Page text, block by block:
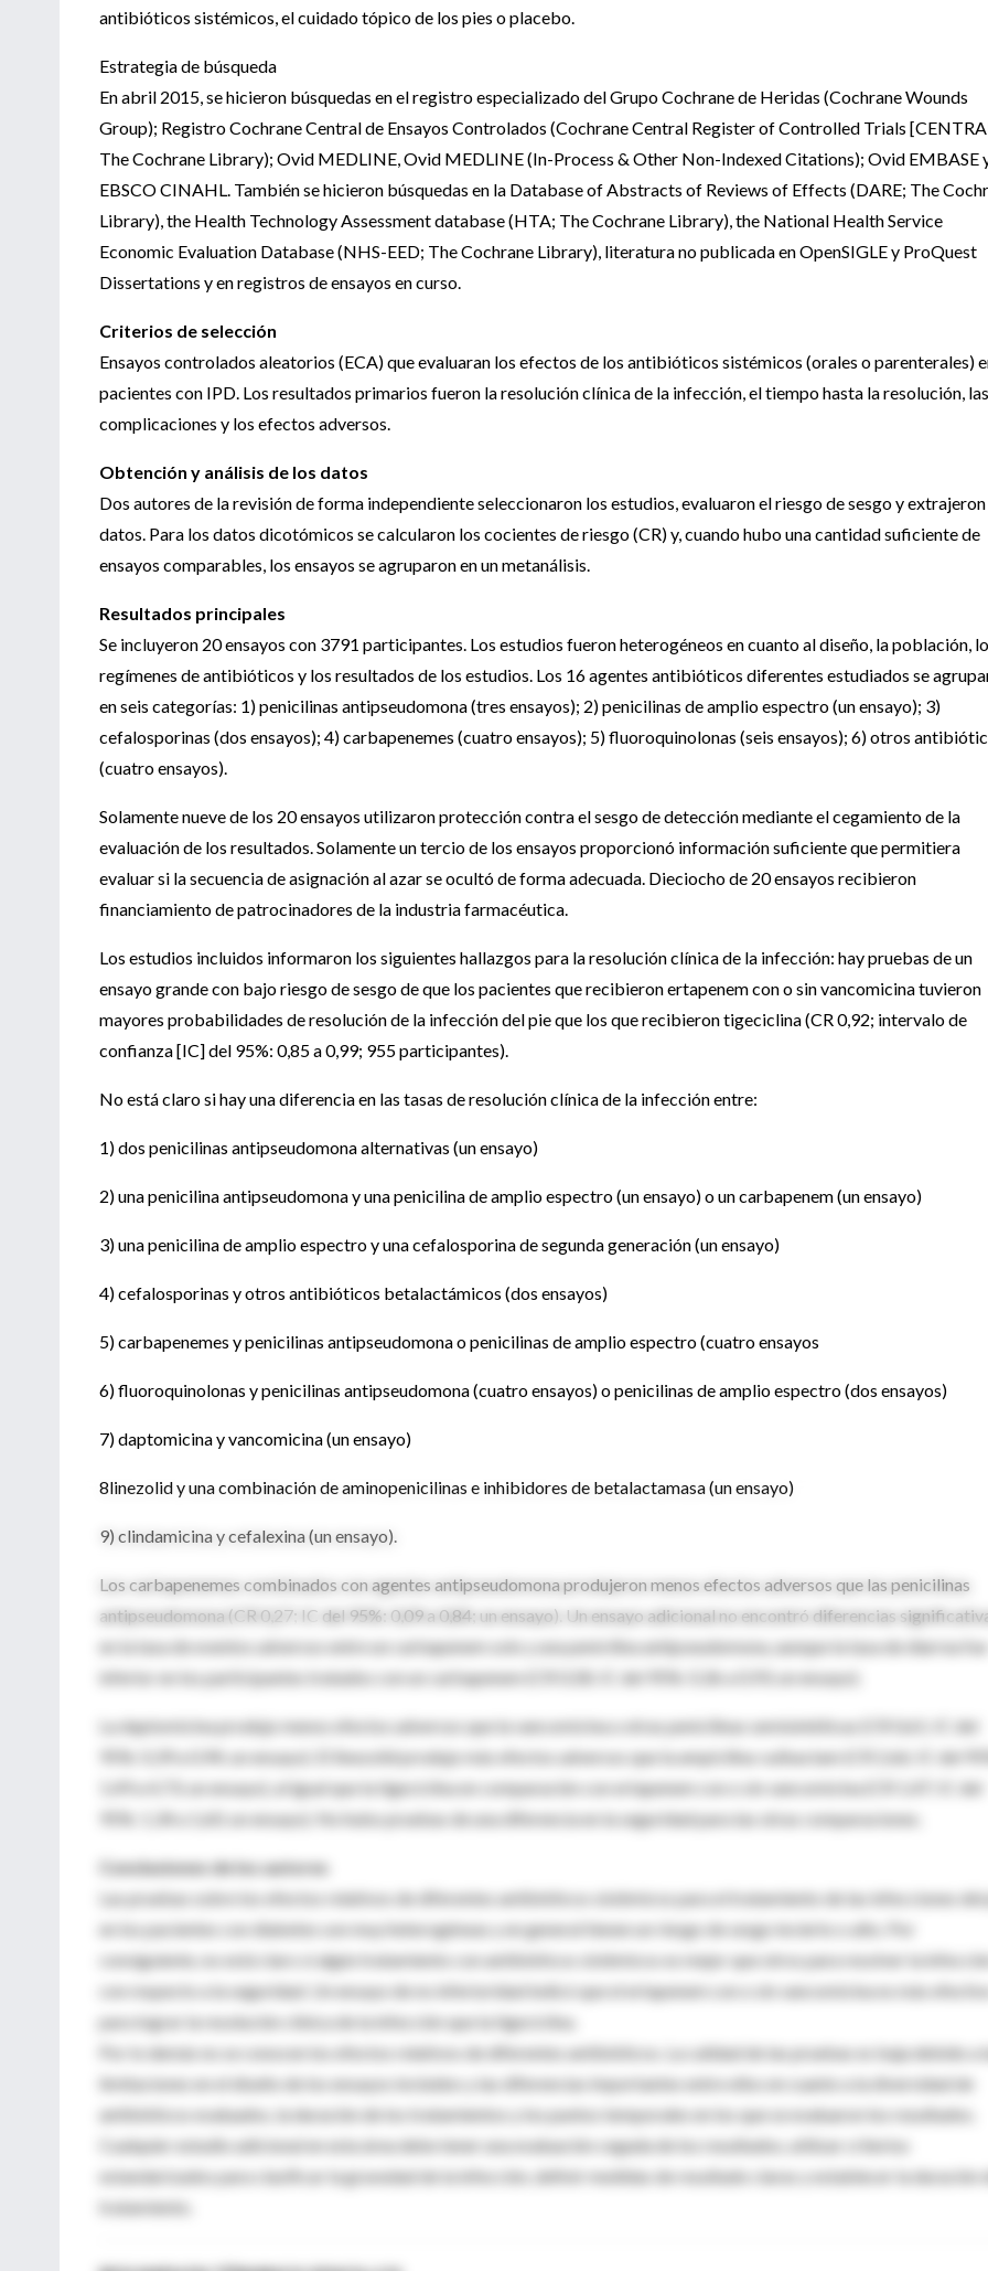
antibióticos sistémicos, el cuidado tópico de los pies o placebo.
Estrategia de búsqueda
En abril 2015, se hicieron búsquedas en el registro especializado del Grupo Cochrane de Heridas (Cochrane Wounds
Group); Registro Cochrane Central de Ensayos Controlados (Cochrane Central Register of Controlled Trials
The Cochrane Library); Ovid MEDLINE, Ovid MEDLINE (In-Process & Other Non-Indexed Citations); Ovid EMBASE
EBSCO CINAHL. También se hicieron búsquedas en la Database of Abstracts of Reviews of Effects (DARE; The
Library), the Health Technology Assessment database (HTA; The Cochrane Library), the National Health Service
Economic Evaluation Database (NHS-EED; The Cochrane Library), literatura no publicada en OpenSIGLE y ProQuest
Dissertations y en registros de ensayos en curso.
Criterios de selección
Ensayos controlados aleatorios (ECA) que evaluaran los efectos de los antibióticos sistémicos (orales o parenterales)
pacientes con IPD. Los resultados primarios fueron la resolución clínica de la infección, el tiempo hasta la resolución, las
complicaciones y los efectos adversos.
Obtención y análisis de los datos
Dos autores de la revisión de forma independiente seleccionaron los estudios, evaluaron el riesgo de sesgo y extrajeron
datos. Para los datos dicotómicos se calcularon los cocientes de riesgo (CR) y, cuando hubo una cantidad suficiente de
ensayos comparables, los ensayos se agruparon en un metanálisis.
Resultados principales
Se incluyeron 20 ensayos con 3791 participantes. Los estudios fueron heterogéneos en cuanto al diseño, la población,
regímenes de antibióticos y los resultados de los estudios. Los 16 agentes antibióticos diferentes estudiados se
en seis categorías: 1) penicilinas antipseudomona (tres ensayos); 2) penicilinas de amplio espectro (un ensayo); 3)
cefalosporinas (dos ensayos); 4) carbapenemes (cuatro ensayos); 5) fluoroquinolonas (seis ensayos); 6) otros
(cuatro ensayos).
Solamente nueve de los 20 ensayos utilizaron protección contra el sesgo de detección mediante el cegamiento de la
evaluación de los resultados. Solamente un tercio de los ensayos proporcionó información suficiente que permitiera
evaluar si la secuencia de asignación al azar se ocultó de forma adecuada. Dieciocho de 20 ensayos recibieron
financiamiento de patrocinadores de la industria farmacéutica.
Los estudios incluidos informaron los siguientes hallazgos para la resolución clínica de la infección: hay pruebas de un
ensayo grande con bajo riesgo de sesgo de que los pacientes que recibieron ertapenem con o sin vancomicina tuvieron
mayores probabilidades de resolución de la infección del pie que los que recibieron tigeciclina (CR 0,92; intervalo de
confianza [IC] del 95%: 0,85 a 0,99; 955 participantes).
No está claro si hay una diferencia en las tasas de resolución clínica de la infección entre:
1) dos penicilinas antipseudomona alternativas (un ensayo)
2) una penicilina antipseudomona y una penicilina de amplio espectro (un ensayo) o un carbapenem (un ensayo)
3) una penicilina de amplio espectro y una cefalosporina de segunda generación (un ensayo)
4) cefalosporinas y otros antibióticos betalactámicos (dos ensayos)
5) carbapenemes y penicilinas antipseudomona o penicilinas de amplio espectro (cuatro ensayos
6) fluoroquinolonas y penicilinas antipseudomona (cuatro ensayos) o penicilinas de amplio espectro (dos ensayos)
7) daptomicina y vancomicina (un ensayo)
8linezolid y una combinación de aminopenicilinas e inhibidores de betalactamasa (un ensayo)
9) clindamicina y cefalexina (un ensayo).
Los carbapenemes combinados con agentes antipseudomona produjeron menos efectos adversos que las penicilinas
antipseudomona (CR 0,27; IC del 95%: 0,09 a 0,84; un ensayo). Un ensayo adicional no encontró diferencias
en la tasa de eventos adversos entre un carbapenem solo y una penicilina antipseudomona, aunque la tasa de diarrea fue
inferior en los participantes tratados con un carbapenem (CR 0,58; IC del 95%: 0,36 a 0,93; un ensayo).
La daptomicina produjo menos efectos adversos que la vancomicina u otras penicilinas semisintéticas (CR 0,61; IC del
95%: 0,39 a 0,94; un ensayo). El linezolid produjo más efectos adversos que la ampicilina-sulbactam (CR 2,66; IC del
1,49 a 4,73; un ensayo), al igual que la tigeciclina en comparación con ertapenem con o sin vancomicina (CR 1,47; IC del
95%: 1,34 a 1,60; un ensayo). No hubo pruebas de una diferencia en la seguridad para las otras comparaciones.
Conclusiones de los autores
Las pruebas sobre los efectos relativos de diferentes antibióticos sistémicos para el tratamiento de las infecciones del
en los pacientes con diabetes son muy heterogéneas y en general tienen un riesgo de sesgo incierto o alto. Por
consiguiente, no está claro si algún tratamiento con antibióticos sistémicos es mejor que otros para resolver la infección
con respecto a la seguridad. Un ensayo de no inferioridad indicó que el ertapenem con o sin vancomicina es más efectivo
para lograr la resolución clínica de la infección que la tigeciclina.
Por lo demás no se conocen los efectos relativos de diferentes antibióticos. La calidad de las pruebas es baja debido a
limitaciones en el diseño de los ensayos incluidos y las diferencias importantes entre ellos en cuanto a la diversidad de
antibióticos evaluados, la duración de los tratamientos y los puntos temporales en los que se evaluaron los resultados.
Cualquier estudio adicional en esta área debe tener una evaluación cegada de los resultados, utilizar criterios
estandarizados para clasificar la gravedad de la infección, definir medidas de resultado claras y establecer la duración
tratamiento.